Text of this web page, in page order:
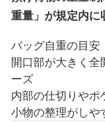
重量」が規定内に
バッグ自重の目安
開口部が大きく全
ーズ
内部の仕切りやポ
小物の整理がしや